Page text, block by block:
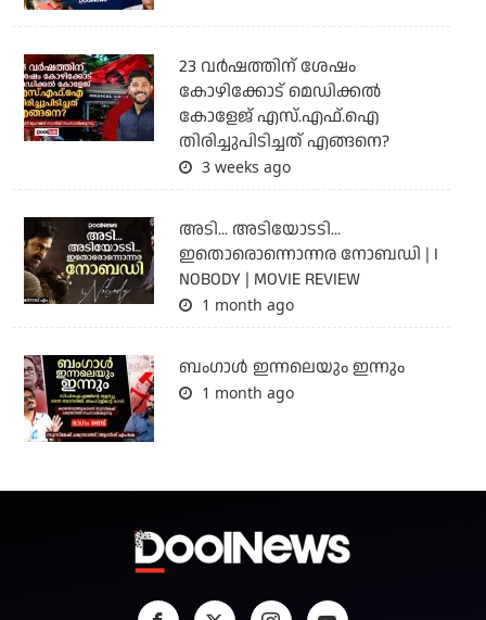
23 വർഷത്തിന് ശേഷം
കോഴിക്കോട് മെഡിക്കൽ
കോളേജ് എസ്.എഫ്.ഐ
തിരിച്ചുപിടിച്ചത് എങ്ങനെ?
3 weeks ago
അടി... അടിയോടടി...
ഇതൊരൊന്നൊന്നര നോബഡി | I
NOBODY | MOVIE REVIEW
1 month ago
ബംഗാള്‍ ഇന്നലെയും ഇന്നും
1 month ago